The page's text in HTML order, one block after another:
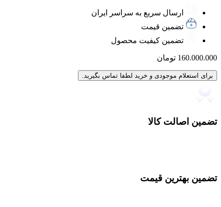
ارسال سریع به سراسر ایران
تضمین قیمت
تضمین کیفیت محصول
160.000.000 تومان
برای استعلام موجودی و خرید لطفا تماس بگیرید.
تضمین اصالت کالا
تضمین بهترین قیمت